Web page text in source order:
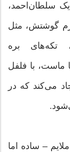
سلطان‌احمد،
گوشتش، مثل
تکه‌های بره
ماست، با فلفل
می‌کند که در
– ساده اما